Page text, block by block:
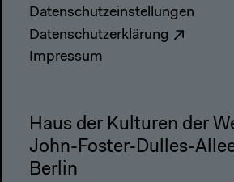
Datenschutzeinstellungen
Datenschutzerklärung
Impressum
Haus der Kulturen der
John-Foster-Dulles-
Berlin